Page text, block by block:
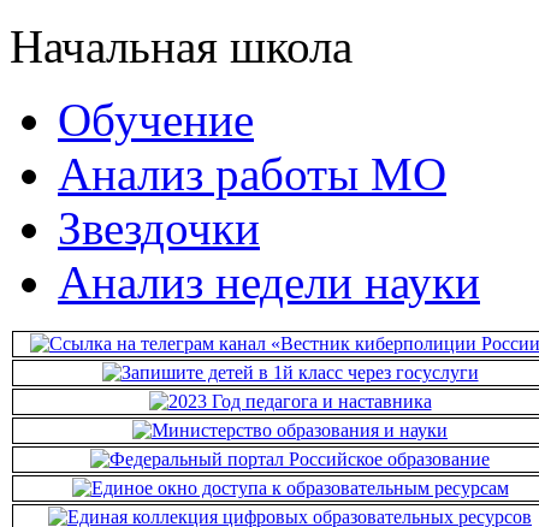
Начальная школа
Обучение
Анализ работы МО
Звездочки
Анализ недели науки